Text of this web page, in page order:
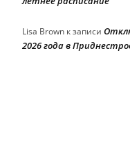
Lisa Brown к записи
2026 года в